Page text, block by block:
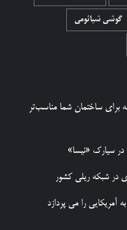
گوشی شیائومی
برای ساختمان شما مناسب‌تر
سیارک «نیسا»
در شبکه ریلی کشور
آمریکایی را می پردازد